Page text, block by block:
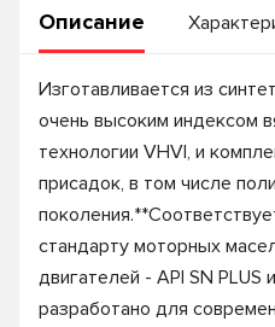
Описание
Изготавливается из
очень высоким индексом
технологии VHVI, и
присадок, в том числе
стандарту моторных
двигателей - API SN
разработано для